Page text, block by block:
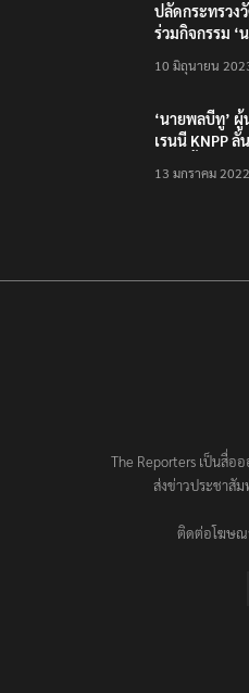
ปลัดกระทรวง
ร่วมกิจกรรม ‘
ตักบาตรทางน้ำ
10 มิถุนายน
‘นายพลบีทู’
เรนนี KNPP
ประชาชนต้องช
13 มกราคม 2022
The Reporters เป็นสื่อ
ส่งข่าวประชาสั
ติดต่อโฆษณ